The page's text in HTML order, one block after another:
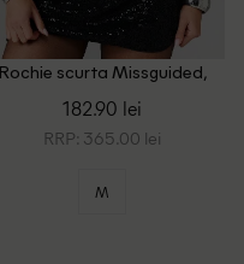
Rochie scurta Missguided,
182.90 lei
RRP: 365.00 lei
M